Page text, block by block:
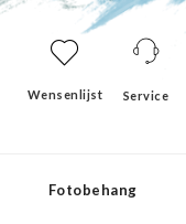
Wensenlijst Service
Fotobehang